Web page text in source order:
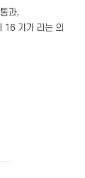
과,
16 기가 라는 의